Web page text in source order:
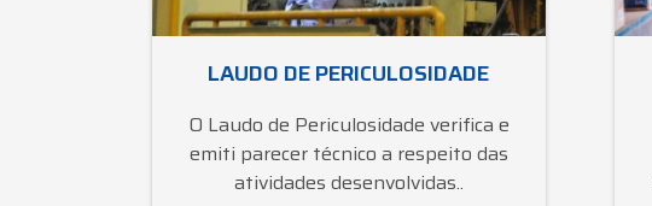
LAUDO DE PERICULOSIDADE
O Laudo de Periculosidade verifica e
emiti parecer técnico a respeito das
atividades desenvolvidas..